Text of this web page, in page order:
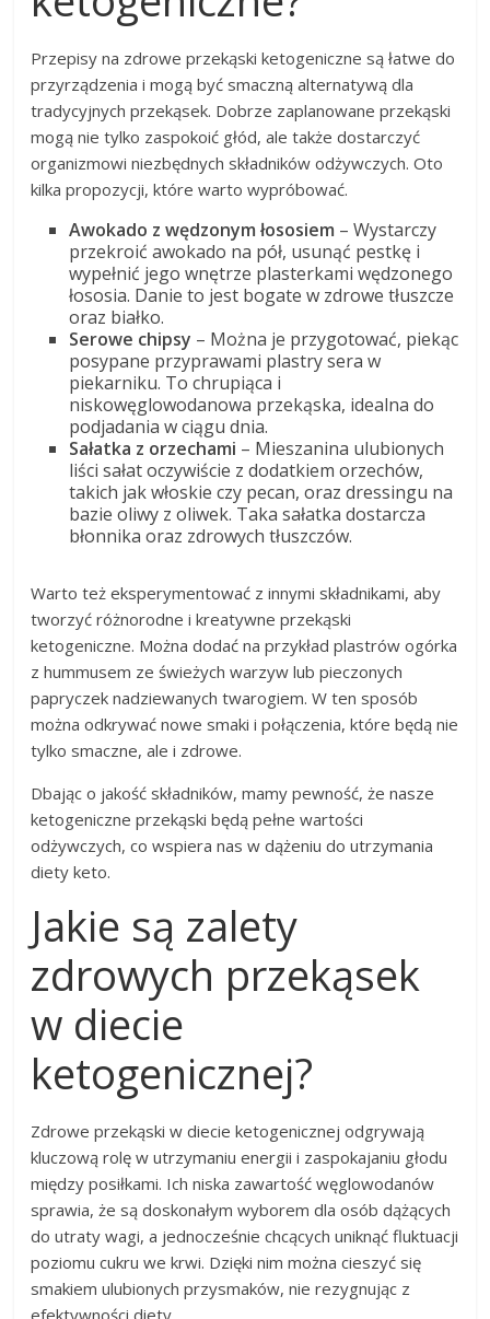
Przepisy na zdrowe przekąski ketogeniczne są łatwe do
przyrządzenia i mogą być smaczną alternatywą dla
tradycyjnych przekąsek. Dobrze zaplanowane przekąski
mogą nie tylko zaspokoić głód, ale także dostarczyć
organizmowi niezbędnych składników odżywczych. Oto
kilka propozycji, które warto wypróbować.
Awokado z wędzonym łososiem – Wystarczy
przekroić awokado na pół, usunąć pestkę i
wypełnić jego wnętrze plasterkami wędzonego
łososia. Danie to jest bogate w zdrowe tłuszcze
oraz białko.
Serowe chipsy – Można je przygotować, piekąc
posypane przyprawami plastry sera w
piekarniku. To chrupiąca i
niskowęglowodanowa przekąska, idealna do
podjadania w ciągu dnia.
Sałatka z orzechami – Mieszanina ulubionych
liści sałat oczywiście z dodatkiem orzechów,
takich jak włoskie czy pecan, oraz dressingu na
bazie oliwy z oliwek. Taka sałatka dostarcza
błonnika oraz zdrowych tłuszczów.
Warto też eksperymentować z innymi składnikami, aby
tworzyć różnorodne i kreatywne przekąski
ketogeniczne. Można dodać na przykład plastrów ogórka
z hummusem ze świeżych warzyw lub pieczonych
papryczek nadziewanych twarogiem. W ten sposób
można odkrywać nowe smaki i połączenia, które będą nie
tylko smaczne, ale i zdrowe.
Dbając o jakość składników, mamy pewność, że nasze
ketogeniczne przekąski będą pełne wartości
odżywczych, co wspiera nas w dążeniu do utrzymania
diety keto.
Jakie są zalety
zdrowych przekąsek
w diecie
ketogenicznej?
Zdrowe przekąski w diecie ketogenicznej odgrywają
kluczową rolę w utrzymaniu energii i zaspokajaniu głodu
między posiłkami. Ich niska zawartość węglowodanów
sprawia, że są doskonałym wyborem dla osób dążących
do utraty wagi, a jednocześnie chcących uniknąć fluktuacji
poziomu cukru we krwi. Dzięki nim można cieszyć się
smakiem ulubionych przysmaków, nie rezygnując z
efektywności diety.